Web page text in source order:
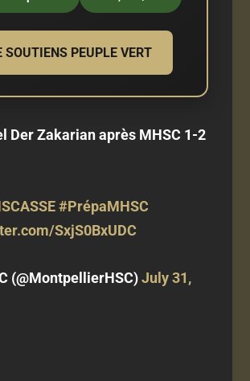
SOUTIENS PEUPLE VERT
Der Zakarian après MHSC 1-2
#PrépaMHSC
SxjS0BxUDC
(@MontpellierHSC)July 31,